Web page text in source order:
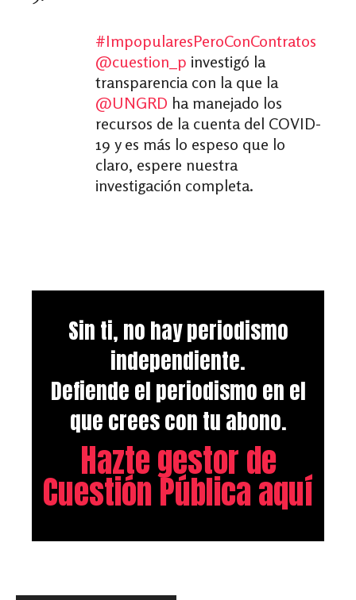
#ImpopularesPeroConContratos
@cuestion_p investigó la
transparencia con la que la
@UNGRD ha manejado los
recursos de la cuenta del COVID-
19 y es más lo espeso que lo
claro, espere nuestra
investigación completa.
Sin ti, no hay periodismo
independiente.
Defiende el periodismo en el
que crees con tu abono.
Hazte gestor de
Cuestión Pública aquí